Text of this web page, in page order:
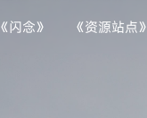
《闪念》 《资源站点》